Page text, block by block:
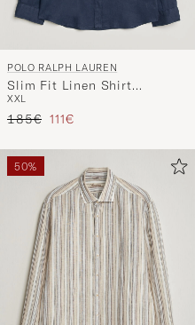
POLO RALPH LAUREN
Slim Fit Linen Shirt
Newport Navy
XXL
Regulärer Preis
185€ Reduzierter Preis
111€
50%